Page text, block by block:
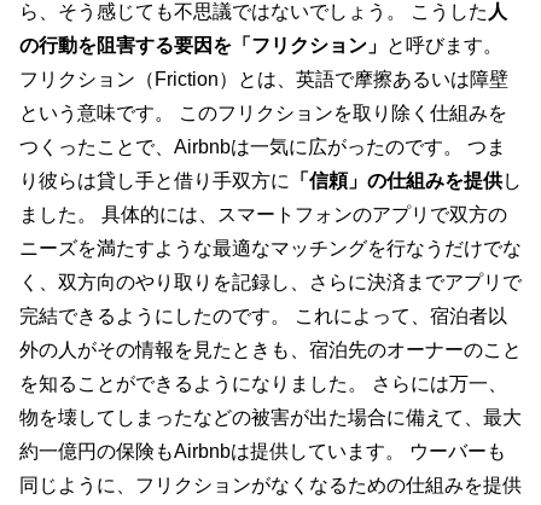
ら、そう感じても不思議ではないでしょう。 こうした 人
の行動を阻害する要因を「フリクション」 と呼びます。
フリクション（Friction）とは、英語で摩擦あるいは障壁
という意味です。 このフリクションを取り除く仕組みを
つくったことで、Airbnbは一気に広がったのです。 つま
り彼らは貸し手と借り手双方に 「信頼」の仕組みを提供し
ました。 具体的には、スマートフォンのアプリで双方の
ニーズを満たすような最適なマッチングを行なうだけでな
く、双方向のやり取りを記録し、さらに決済までアプリで
完結できるようにしたのです。 これによって、宿泊者以
外の人がその情報を見たときも、宿泊先のオーナーのこと
を知ることができるようになりました。 さらには万一、
物を壊してしまったなどの被害が出た場合に備えて、最大
約一億円の保険もAirbnbは提供しています。 ウーバーも
同じように、フリクションがなくなるための仕組みを提供